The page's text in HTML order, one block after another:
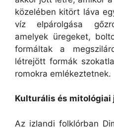
közelében kitört láva
víz elpárolgása
amelyek üregeket,
formáltak a
létrejött formák
romokra emlékeztetnek.
Kulturális és mitológiai
Az izlandi folklórban